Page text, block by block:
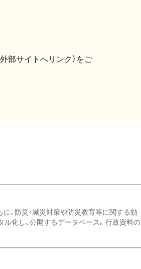
外部サイトへリンク）をご
、防災・減災対策や防災教育等に関する効
化し、公開するデータベース。行政資料の